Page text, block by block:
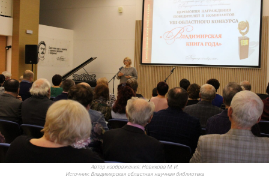
Автор изображения: Новикова М. И.
Источник: Владимирская областная научная библиотека